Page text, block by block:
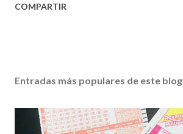
COMPARTIR
Entradas más populares de este blog